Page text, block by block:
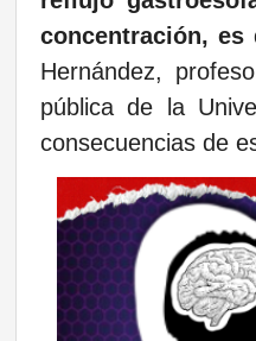
concentración, es
Hernández,
pública de la
consecuencias de